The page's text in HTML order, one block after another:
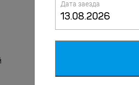
Дата заезда